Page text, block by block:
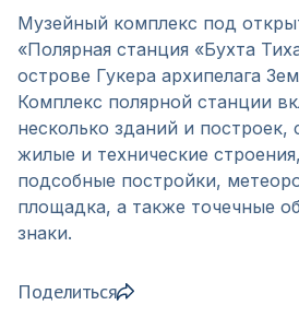
Музейный комплекс под
«Полярная станция «Бухта
острове Гукера архипелага
Комплекс полярной станции
несколько зданий и построек,
жилые и технические
подсобные постройки,
площадка, а также точечные
знаки.
Поделиться